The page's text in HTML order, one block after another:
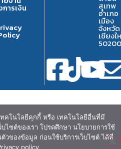
การเงิน
สุเทพ
อำเภอ
เมือง
จังหวัด
เชียงใ
50200
ทคโนโลยีคุกกี้ หรือ เทคโนโลยีอื่นที่มี
ไซต์ของเรา โปรดศึกษา นโยบายการใช้
วของข้อมูล ก่อนใช้บริการเว็บไซต์ ได้ที่
policy